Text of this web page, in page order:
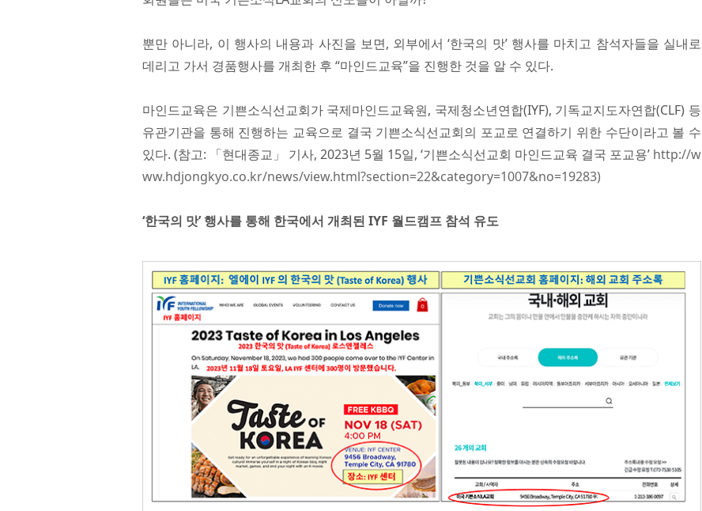
뿐만 아니라, 이 행사의 내용과 사진을 보면, 외부에서 ‘한국의 맛’ 행사를 마치고 참석자들을 실내로
데리고 가서 경품행사를 개최한 후 “마인드교육”을 진행한 것을 알 수 있다.
마인드교육은 기쁜소식선교회가 국제마인드교육원, 국제청소년연합(IYF), 기독교지도자연합(CLF) 등
유관기관을 통해 진행하는 교육으로 결국 기쁜소식선교회의 포교로 연결하기 위한 수단이라고 볼 수
있다. (참고: 「현대종교」 기사, 2023년 5월 15일, ‘기쁜소식선교회 마인드교육 결국 포교용’ http://w
ww.hdjongkyo.co.kr/news/view.html?section=22&category=1007&no=19283)
‘한국의 맛’ 행사를 통해 한국에서 개최된 IYF 월드캠프 참석 유도